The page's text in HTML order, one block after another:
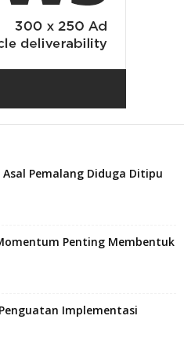
Pemalang Diduga Ditipu
Penting Membentuk
Implementasi